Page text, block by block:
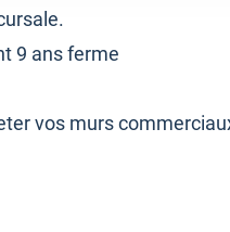
9 ans ferme
vos murs